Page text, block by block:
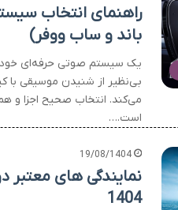
راهنمای انتخاب
باند و ساب ووفر)
یک سیستم صوتی حرفه‌ای
بی‌نظیر از شنیدن موسیقی با
می‌کند. انتخاب صحیح اجزا و
است.…
19/08/1404
نمایندگی های معتبر
1404